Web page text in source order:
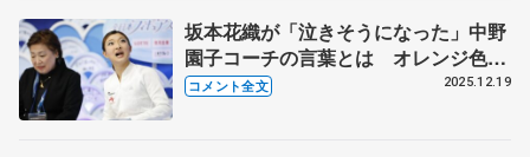
坂本花織が「泣きそうになった」中野
園子コーチの言葉とは オレンジ色に
染まった観客席、ファンに感謝【全日
コメント全文 2025.12.19